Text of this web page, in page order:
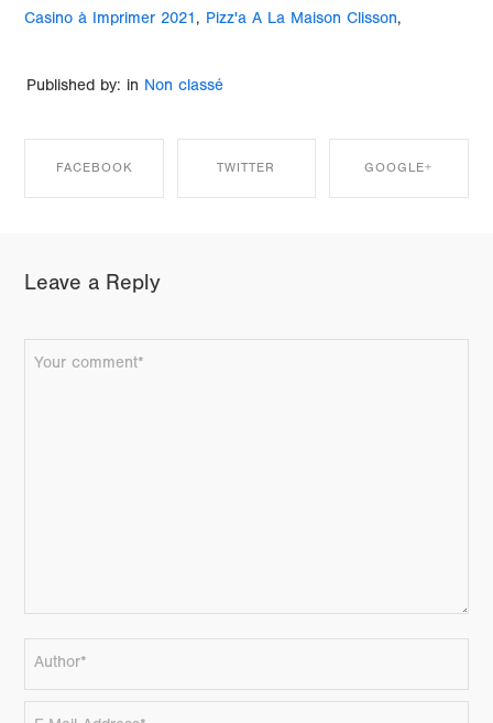
Casino à Imprimer 2021 , Pizz'a A La Maison Clisson,
Published by: in Non classé
FACEBOOK
FACEBOOK
TWITTER GOOGLE+
Leave a Reply